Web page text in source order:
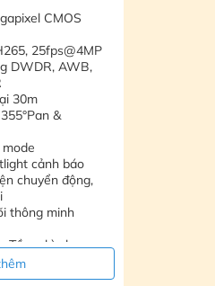
CMOS
25fps@4MP
DWDR, AWB,
30m
&
cảnh báo
chuyển động,
thông minh
Tầm nhìn ban
nhìn ban đêm
ban đêm có